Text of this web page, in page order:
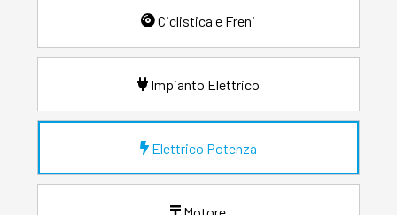
Ciclistica e Freni
Impianto Elettrico
Elettrico Potenza